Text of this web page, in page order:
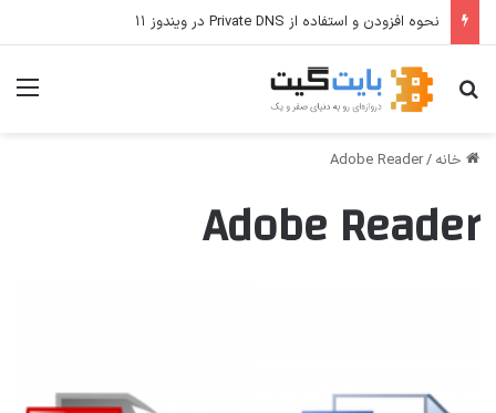
نحوه افزودن و استفاده از Private DNS در ویندوز ۱۱
جستجو برای
خانه /
Adobe Reader
Adobe Reader